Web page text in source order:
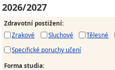
2026/2027
Zdravotní postižení:
Zrakové
Sluchové Tělesné
Specifické poruchy učení
Forma studia: